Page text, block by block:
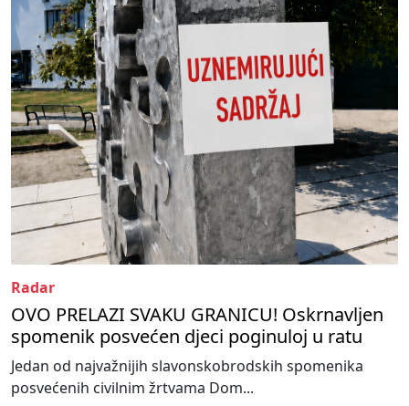
Radar
OVO PRELAZI SVAKU GRANICU! Oskrnavljen
spomenik posvećen djeci poginuloj u ratu
Jedan od najvažnijih slavonskobrodskih spomenika
posvećenih civilnim žrtvama Dom...